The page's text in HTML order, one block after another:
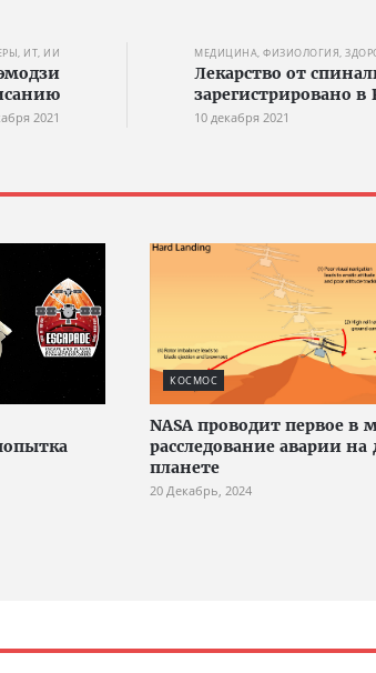
ИТ, ИИ
2021
МЕДИЦИНА, ФИЗИОЛОГИЯ,
Лекарство от
зарегистрировано в
10 декабря 2021
КОСМОС
NASA проводит первое в
расследование аварии на
планете
20 Декабрь, 2024